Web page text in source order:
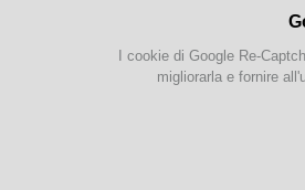
I cookie di Google Re-
migliorarla e fornire